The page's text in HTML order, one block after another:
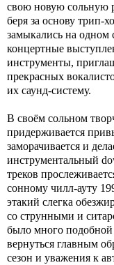
свою новую сольную
беря за основу трип-
замыкались на одном
концертные
инструменты,
прекрасных
их саунд-систему.
В своём сольном
придерживается
заморачивается и
инструментальный
треков
сонному чилл-ауту
этакий слегка
со струнными и
было много
вернуться главным
сезон и уважения к